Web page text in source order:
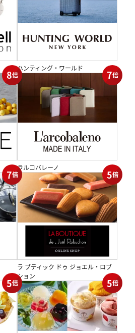
ハンティング・ワールド
8倍 7倍
ラルコバレーノ
7倍 5倍
ラ ブティック ドゥ ジョエル・ロブ
ション
5倍 5倍